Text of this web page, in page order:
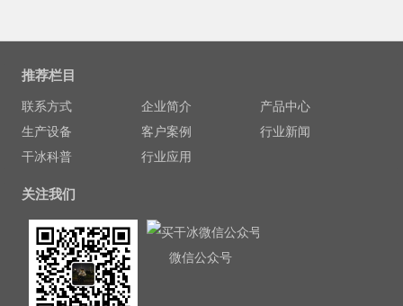
推荐栏目
联系方式 企业简介
产品中心
生产设备
客户案例
行业新闻
干冰科普
行业应用
关注我们
微信公众号